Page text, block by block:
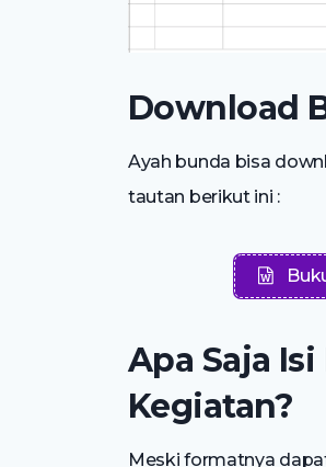
Download
Ayah bunda bisa
tautan berikut ini :
Apa Saja
Kegiatan?
Meski formatnya